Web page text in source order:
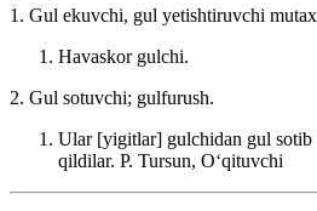
1. Gul ekuvchi, gul yetishtiruvchi
Havaskor gulchi.
2. Gul sotuvchi; gulfurush.
Ular [yigitlar] gulchidan gul sotib
qildilar. P. Tursun, Oʻqituvchi